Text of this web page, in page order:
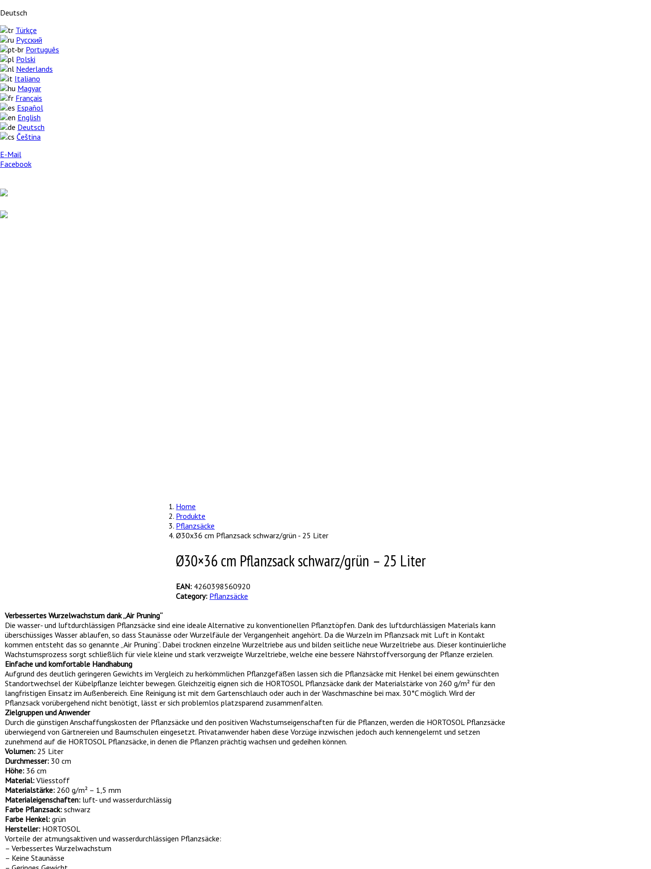
Deutsch
Türkçe
Русский
Português
Polski
Nederlands
Italiano
Magyar
Français
Español
English
Deutsch
Čeština
E-Mail
Facebook
Home
Produkte
Pflanzsäcke
Ø30x36 cm Pflanzsack schwarz/grün - 25 Liter
Ø30×36 cm Pflanzsack schwarz/grün – 25 Liter
EAN: 4260398560920
Category: Pflanzsäcke
Verbessertes Wurzelwachstum dank „Air Pruning“
Die wasser- und luftdurchlässigen Pflanzsäcke sind eine ideale Alternative zu konventionellen Pflanztöpfen. Dank des luftdurchlässigen Materials kann
überschüssiges Wasser ablaufen, so dass Staunässe oder Wurzelfäule der Vergangenheit angehört. Da die Wurzeln im Pflanzsack mit Luft in Kontakt
kommen entsteht das so genannte „Air Pruning“. Dabei trocknen einzelne Wurzeltriebe aus und bilden seitliche neue Wurzeltriebe aus. Dieser kontinuierliche
Wachstumsprozess sorgt schließlich für viele kleine und stark verzweigte Wurzeltriebe, welche eine bessere Nährstoffversorgung der Pflanze erzielen.
Einfache und komfortable Handhabung
Aufgrund des deutlich geringeren Gewichts im Vergleich zu herkömmlichen Pflanzgefäßen lassen sich die Pflanzsäcke mit Henkel bei einem gewünschten
Standortwechsel der Kübelpflanze leichter bewegen. Gleichzeitig eignen sich die HORTOSOL Pflanzsäcke dank der Materialstärke von 260 g/m² für den
langfristigen Einsatz im Außenbereich. Eine Reinigung ist mit dem Gartenschlauch oder auch in der Waschmaschine bei max. 30°C möglich. Wird der
Pflanzsack vorübergehend nicht benötigt, lässt er sich problemlos platzsparend zusammenfalten.
Zielgruppen und Anwender
Durch die günstigen Anschaffungskosten der Pflanzsäcke und den positiven Wachstumseigenschaften für die Pflanzen, werden die HORTOSOL Pflanzsäcke
überwiegend von Gärtnereien und Baumschulen eingesetzt. Privatanwender haben diese Vorzüge inzwischen jedoch auch kennengelernt und setzen
zunehmend auf die HORTOSOL Pflanzsäcke, in denen die Pflanzen prächtig wachsen und gedeihen können.
Volumen: 25 Liter
Durchmesser: 30 cm
Höhe: 36 cm
Material: Vliesstoff
Materialstärke: 260 g/m² – 1,5 mm
Materialeigenschaften: luft- und wasserdurchlässig
Farbe Pflanzsack: schwarz
Farbe Henkel: grün
Hersteller: HORTOSOL
Vorteile der atmungsaktiven und wasserdurchlässigen Pflanzsäcke:
– Verbessertes Wurzelwachstum
– Keine Staunässe